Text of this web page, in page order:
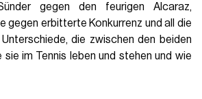
gegen den feurigen Alcaraz,
gegen erbitterte Konkurrenz und all die
die zwischen den beiden
sie im Tennis leben und stehen und wie